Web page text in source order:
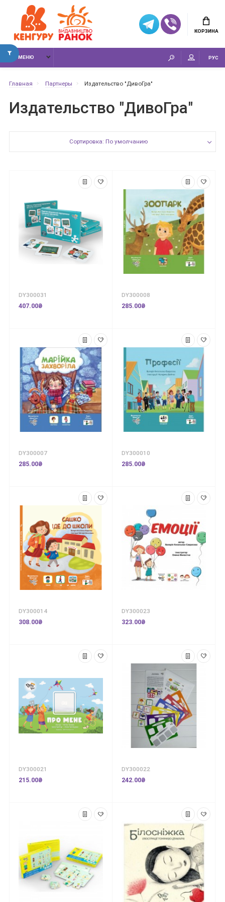
КОРЗИНА
МЕНЮ РУС
Главная Партнеры Издательство "ДивоГра"
Издательство "ДивоГра"
Сортировка: По умолчанию
DY300031
407.00₴
DY300008
285.00₴
DY300007
285.00₴
DY300010
285.00₴
DY300014
308.00₴
DY300023
323.00₴
DY300021
215.00₴
DY300022
242.00₴